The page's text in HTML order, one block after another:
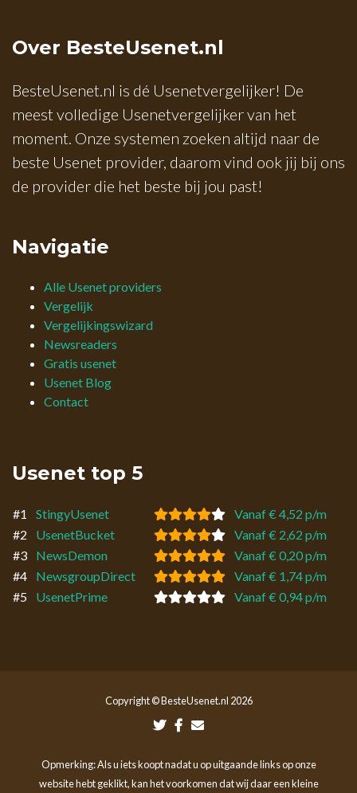
Over BesteUsenet.nl
BesteUsenet.nl is dé Usenetvergelijker! De
meest volledige Usenetvergelijker van het
moment. Onze systemen zoeken altijd naar de
beste Usenet provider, daarom vind ook jij bij ons
de provider die het beste bij jou past!
Navigatie
Alle Usenet providers
Vergelijk
Vergelijkingswizard
Newsreaders
Gratis usenet
Usenet Blog
Contact
Usenet top 5
#1 StingyUsenet
Vanaf € 4,52 p/m
#2
UsenetBucket
Vanaf € 2,62 p/m
#3
NewsDemon
Vanaf € 0,20 p/m
#4
NewsgroupDirect
Vanaf € 1,74 p/m
#5
UsenetPrime Vanaf € 0,94 p/m
Copyright © BesteUsenet.nl 2026
Opmerking: Als u iets koopt nadat u op uitgaande links op onze
website hebt geklikt, kan het voorkomen dat wij daar een kleine